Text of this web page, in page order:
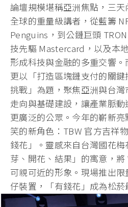
論壇規模堪稱亞洲焦點，三
全球的重量級講者，從藍籌
Penguins，到公鏈巨頭
技先驅 Mastercard，以及本
形成科技與金融的多重交響。
更以「打造區塊鏈支付的關
挑戰」為題，聚焦亞洲與台
走向與基礎建設，讓產業脈
更廣泛的公眾。今年的嶄新
笑的新角色：TBW 官方吉祥
錢花」。靈感來自台灣國花
芽、開花、結果」的寓意，
可親可近的形象。現場推出
仔裝置，「有錢花」成為松菸